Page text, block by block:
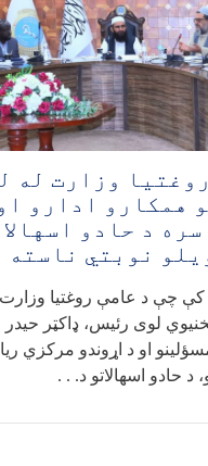
وزارت له
همکارو ادارو
سره د حادو
نوبتي ناسته
کې چې د عامې روغتيا وزارت
لوی رئیس، ډاکټر حيدر
او د اړوندو مرکزي
حادو اسهالاتو د. . .